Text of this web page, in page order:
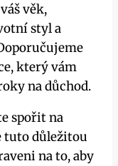
věk,
styl a
který vám
na důchod.
spořit na
tuto důležitou
na to, aby